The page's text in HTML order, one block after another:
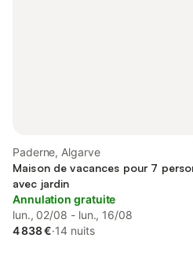
Paderne, Algarve
Maison de vacances pour 7
avec jardin
Annulation gratuite
lun., 02/08 - lun., 16/08
4 838 €·14 nuits